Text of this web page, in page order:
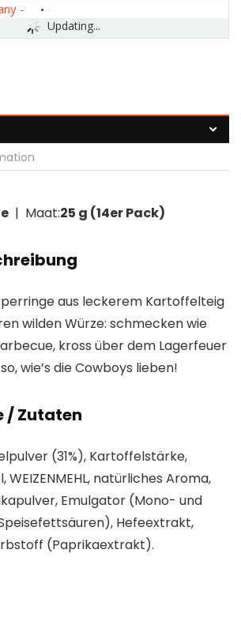
Updating...
-
| Maat:25 g (14er Pack)
aus leckerem Kartoffelteig
wilden Würze: schmecken wie
kross über dem Lagerfeuer
wie’s die Cowboys lieben!
/ Zutaten
(31%), Kartoffelstärke,
natürliches Aroma,
Emulgator (Mono- und
Hefeextrakt,
(Paprikaextrakt).